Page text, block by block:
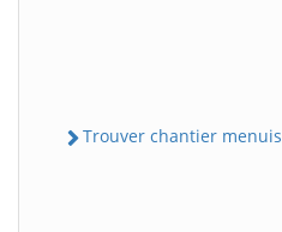
Trouver chantier